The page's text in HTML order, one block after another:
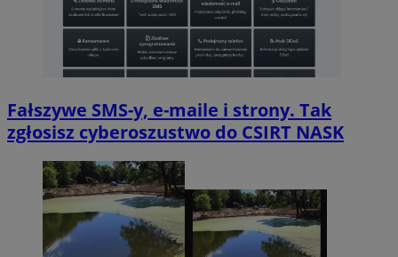
Fałszywe SMS-y, e-maile i strony. Tak
zgłosisz cyberoszustwo do CSIRT NASK